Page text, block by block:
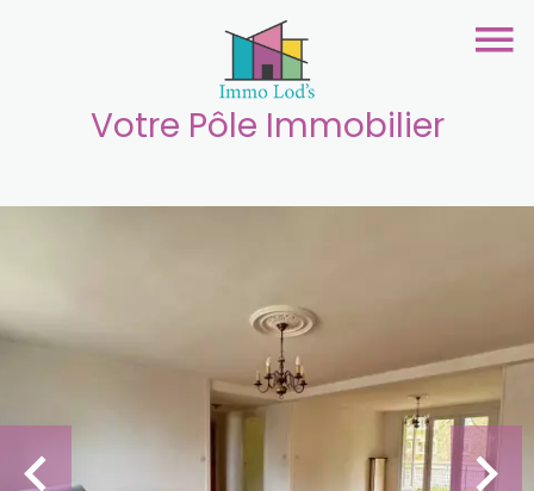
Votre Pôle Immobilier